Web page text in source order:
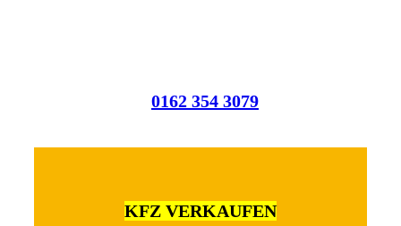
0162 354 3079
KFZ VERKAUFEN